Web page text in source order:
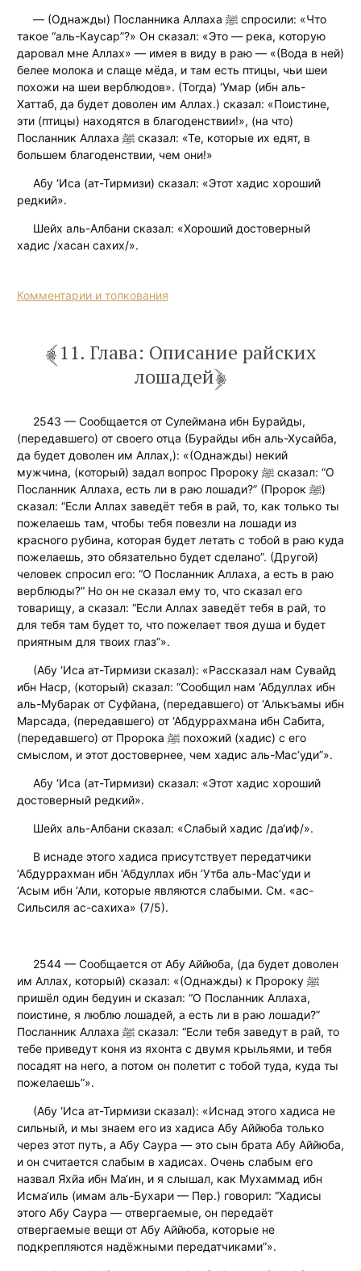
— (Однажды) Посланника Аллаха ﷺ спросили: «Что
такое “аль-Каусар”?» Он сказал: «Это — река, которую
даровал мне Аллах» — имея в виду в раю — «(Вода в ней)
белее молока и слаще мёда, и там есть птицы, чьи шеи
похожи на шеи верблюдов». (Тогда) ‘Умар (ибн аль-
Хаттаб, да будет доволен им Аллах.) сказал: «Поистине,
эти (птицы) находятся в благоденствии!», (на что)
Посланник Аллаха ﷺ сказал: «Те, которые их едят, в
большем благоденствии, чем они!»
Абу ‘Иса (ат-Тирмизи) сказал: «Этот хадис хороший
редкий».
Шейх аль-Албани сказал: «Хороший достоверный
хадис /хасан сахих/».
Комментарии и толкования
11. Глава: Описание райских
лошадей
2543 — Сообщается от Сулеймана ибн Бурайды,
(передавшего) от своего отца (Бурайды ибн аль-Хусайба,
да будет доволен им Аллах,): «(Однажды) некий
мужчина, (который) задал вопрос Пророку ﷺ сказал: “О
Посланник Аллаха, есть ли в раю лошади?” (Пророк ﷺ)
сказал: “Если Аллах заведёт тебя в рай, то, как только ты
пожелаешь там, чтобы тебя повезли на лошади из
красного рубина, которая будет летать с тобой в раю куда
пожелаешь, это обязательно будет сделано”. (Другой)
человек спросил его: “О Посланник Аллаха, а есть в раю
верблюды?” Но он не сказал ему то, что сказал его
товарищу, а сказал: “Если Аллах заведёт тебя в рай, то
для тебя там будет то, что пожелает твоя душа и будет
приятным для твоих глаз”».
(Абу ‘Иса ат-Тирмизи сказал): «Рассказал нам Сувайд
ибн Наср, (который) сказал: “Сообщил нам ‘Абдуллах ибн
аль-Мубарак от Суфйана, (передавшего) от ‘Алькъамы ибн
Марсада, (передавшего) от ‘Абдуррахмана ибн Сабита,
(передавшего) от Пророка ﷺ похожий (хадис) с его
смыслом, и этот достовернее, чем хадис аль-Мас‘уди”».
Абу ‘Иса (ат-Тирмизи) сказал: «Этот хадис хороший
достоверный редкий».
Шейх аль-Албани сказал: «Слабый хадис /да‘иф/».
В иснаде этого хадиса присутствует передатчики
‘Абдуррахман ибн ‘Абдуллах ибн ‘Утба аль-Мас‘уди и
‘Асым ибн ‘Али, которые являются слабыми. См. «ас-
Сильсиля ас-сахиха» (7/5).
2544 — Сообщается от Абу Аййюба, (да будет доволен
им Аллах, который) сказал: «(Однажды) к Пророку ﷺ
пришёл один бедуин и сказал: “О Посланник Аллаха,
поистине, я люблю лошадей, а есть ли в раю лошади?”
Посланник Аллаха ﷺ сказал: “Если тебя заведут в рай, то
тебе приведут коня из яхонта с двумя крыльями, и тебя
посадят на него, а потом он полетит с тобой туда, куда ты
пожелаешь”».
(Абу ‘Иса ат-Тирмизи сказал): «Иснад этого хадиса не
сильный, и мы знаем его из хадиса Абу Аййюба только
через этот путь, а Абу Саура — это сын брата Абу Аййюба,
и он считается слабым в хадисах. Очень слабым его
назвал Яхйа ибн Ма‘ин, и я слышал, как Мухаммад ибн
Исма‘иль (имам аль-Бухари — Пер.) говорил: “Хадисы
этого Абу Саура — отвергаемые, он передаёт
отвергаемые вещи от Абу Аййюба, которые не
подкрепляются надёжными передатчиками”».